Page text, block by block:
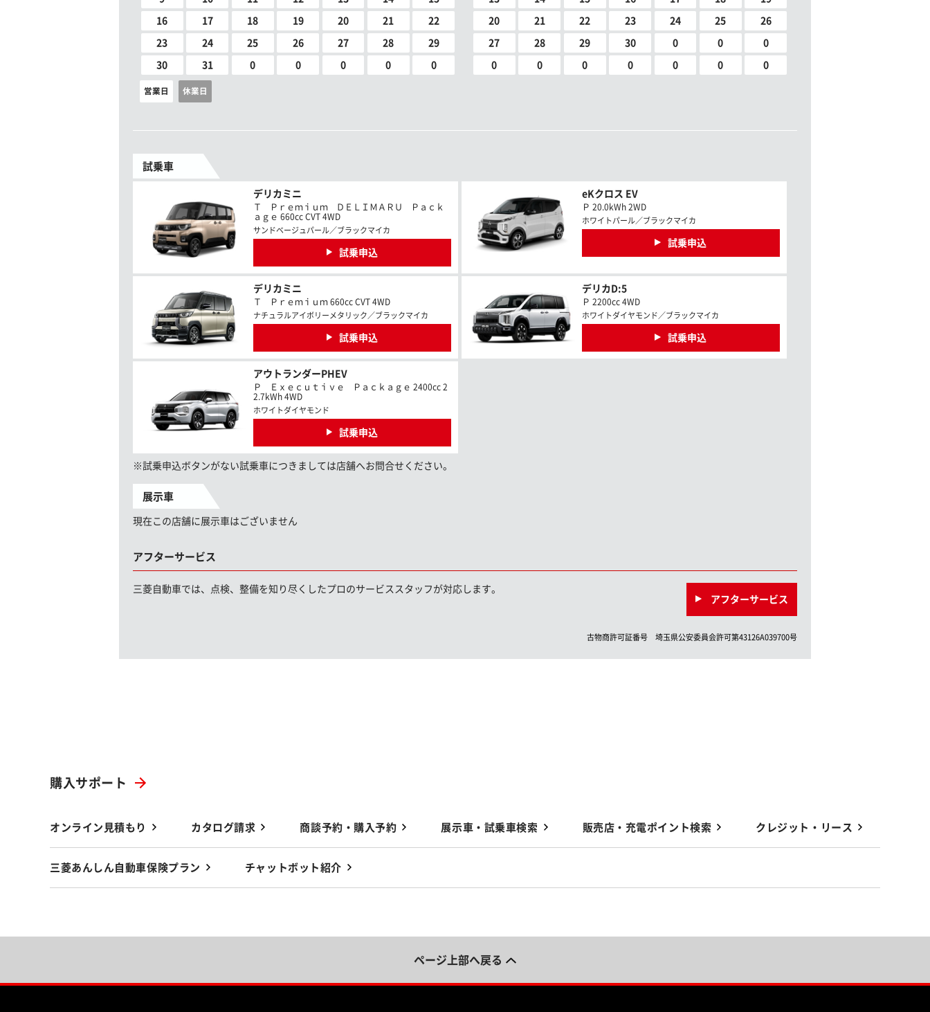
16 17 18 19 20 21 22
23 24 25 26 27 28 29
30 31 0 0 0 0 0
20 21 22 23 24 25 26
27 28 29 30 0 0 0
0 0 0 0 0 0 0
営業日 休業日
試乗車
デリカミニ
Ｔ Ｐｒｅｍｉｕｍ ＤＥＬＩＭＡＲＵ Ｐａｃｋ
ａｇｅ 660cc CVT 4WD
サンドベージュパール／ブラックマイカ
試乗申込
eKクロス EV
Ｐ 20.0kWh 2WD
ホワイトパール／ブラックマイカ
試乗申込
デリカミニ
Ｔ Ｐｒｅｍｉｕｍ 660cc CVT 4WD
ナチュラルアイボリーメタリック／ブラックマイカ
試乗申込
デリカD:5
Ｐ 2200cc 4WD
ホワイトダイヤモンド／ブラックマイカ
試乗申込
アウトランダーPHEV
Ｐ Ｅｘｅｃｕｔｉｖｅ Ｐａｃｋａｇｅ 2400cc 2
2.7kWh 4WD
ホワイトダイヤモンド
試乗申込
※試乗申込ボタンがない試乗車につきましては店舗へお問合せください。
展示車
現在この店舗に展示車はございません
アフターサービス
三菱自動車では、点検、整備を知り尽くしたプロのサービススタッフが対応します。
アフターサービス
古物商許可証番号 埼玉県公安委員会許可第43126A039700号
購入サポート
オンライン見積もり カタログ請求 商談予約・購入予約 展示車・試乗車検索 販売店・充電ポイント検索 クレジット・リース
三菱あんしん自動車保険プラン チャットボット紹介
ページ上部へ戻る